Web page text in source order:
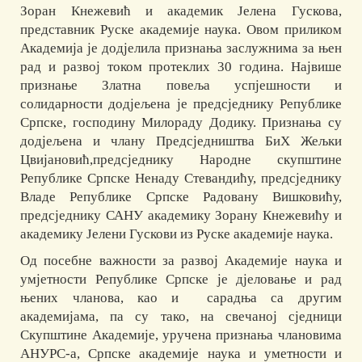
Зоран Кнежевић и академик Јелена Гускова,
представник Руске академије наука. Овом приликом
Академија је додјелила признања заслужнима за њен
рад и развој током протеклих 30 година. Највише
признање Златна повеља успјешности и
солидарности додјељена је предсједнику Републике
Српске, господину Милораду Додику. Признања су
додјељена и члану Предсједништва БиХ Жељки
Цвијановић,предсједнику Народне скупштине
Републике Српске Ненаду Стевандићу, предсједнику
Владе Републике Српске Радовану Вишковићу,
предсједнику САНУ академику Зорану Кнежевићу и
академику Јелени Гускови из Руске академије наука.
Од посебне важности за развој Академије наука и
умјетности Републике Српске је дјеловање и рад
њених чланова, као и сарадња са другим
академијама, па су тако, на свечаној сједници
Скупштине Академије, уручена признања члановима
АНУРС-а, Српске академије наука и уметности и